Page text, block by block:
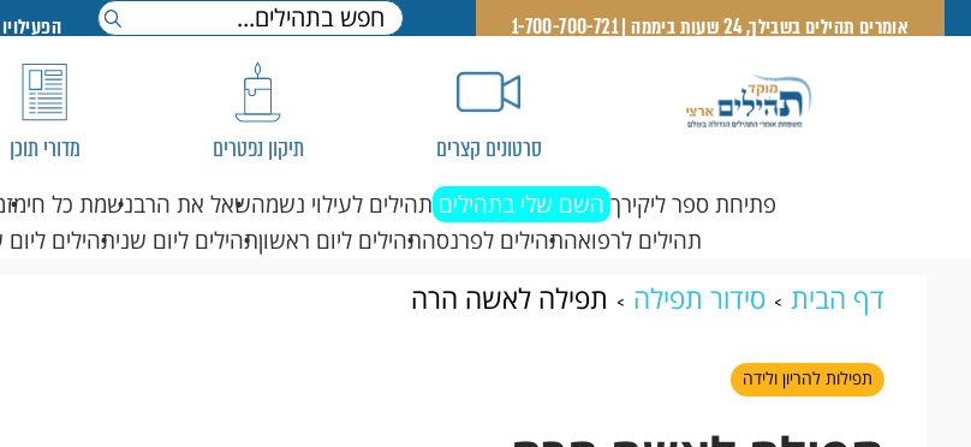
אומרים תהילים בשבילך, 24 שעות ביממה | 1-700-700-721
סרטונים קצרים תיקון נפטרים מדורי תוכן
פתיחת ספר ליקירך השם שלי בתהילים תהילים לעילוי נשמהשאל את הרבנשמת כל חי
תהילים לרפואהתהילים לפרנסהתהילים ליום ראשוןתהילים ליום שניתהילים ליום
דף הבית סידור תפילה תפילה לאשה הרה
תפילות להריון ולידה